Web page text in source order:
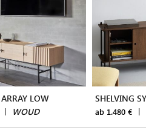
LOW
| WOUD
SHELVING
ab 1.480 € |